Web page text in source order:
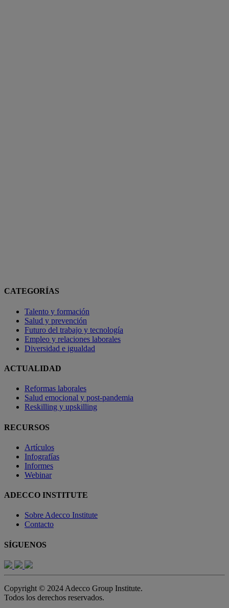
CATEGORÍAS
Talento y formación
Salud y prevención
Futuro del trabajo y tecnología
Empleo y relaciones laborales
Diversidad e igualdad
ACTUALIDAD
Reformas laborales
Salud emocional y post-pandemia
Reskilling y upskilling
RECURSOS
Artículos
Infografías
Informes
Webinar
ADECCO INSTITUTE
Sobre Adecco Institute
Contacto
SÍGUENOS
Copyright © 2024 Adecco Group Institute.
Todos los derechos reservados.